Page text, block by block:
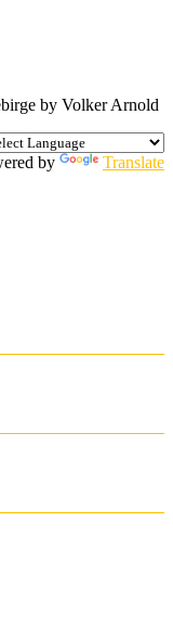
by Volker Arnold
by Translate